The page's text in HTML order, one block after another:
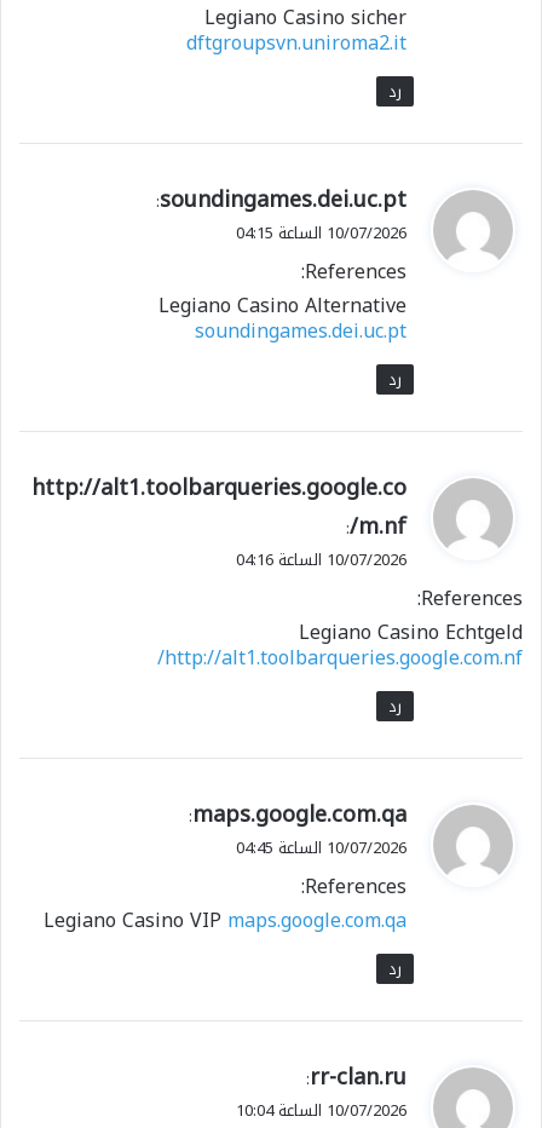
Legiano Casino sicher
dftgroupsvn.uniroma2.it
رد
ي
ق
ل
soundingames.dei.uc.pt
:
10/07/2026 الساعة 04:15
References:
Legiano Casino Alternative
soundingames.dei.uc.pt
رد
ي
ق
و
ل
http://alt1.toolbarqueries.google.co
m.nf/
:
10/07/2026 الساعة 04:16
References:
Legiano Casino Echtgeld
http://alt1.toolbarqueries.google.com.nf/
رد
ي
ق
ل
maps.google.com.qa
:
10/07/2026 الساعة 04:45
References:
Legiano Casino VIP maps.google.com.qa
رد
ي
ق
rr-clan.ru
:
10/07/2026 الساعة 10:04